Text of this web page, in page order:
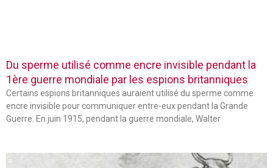
Du sperme utilisé comme encre invisible pendant la
1ère guerre mondiale par les espions britanniques
Certains espions britanniques auraient utilisé du sperme comme
encre invisible pour communiquer entre-eux pendant la Grande
Guerre. En juin 1915, pendant la guerre mondiale, Walter